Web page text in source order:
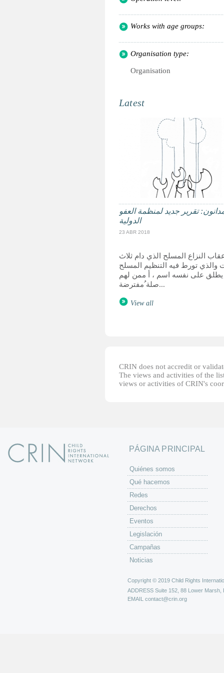
Works with age groups:
Organisation type:
Organisation
Latest
تقرير جديد لمنظمة العفو
الدولية
23 ABR 2018
النزاع المسلح الذي دام ثلاث
والذي تورط فيه التنظيم المسلح
يطلق على نفسه اسم ، أ ممن لهم
صلة ُمفترضة...
View all
CRIN does not accredit or
The views and activities of the
views or activities of CRIN's
PÁGINA PRINCIPAL
Quiénes somos
Qué hacemos
Redes
Derechos
Eventos
Legislación
Campañas
Noticias
Copyright © 2019 Child Rights
ADDRESS Suite 152, 88 Lower Marsh,
EMAIL contact@crin.org